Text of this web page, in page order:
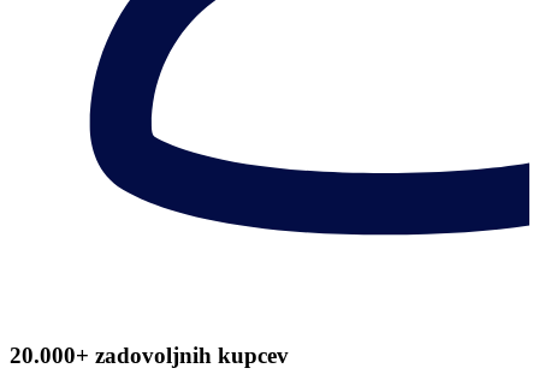
20.000+ zadovoljnih kupcev